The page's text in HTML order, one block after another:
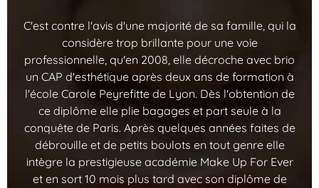
C'est contre l'avis d'une majorité de sa famille, qui la
considère trop brillante pour une voie
professionnelle, qu'en 2008, elle décroche avec brio
un CAP d'esthétique après deux ans de formation à
l'école Carole Peyrefitte de Lyon. Dès l'obtention de
ce diplôme elle plie bagages et part seule à la
conquête de Paris. Après quelques années faites de
débrouille et de petits boulots en tout genre elle
intègre la prestigieuse académie Make Up For Ever
et en sort 10 mois plus tard avec son diplôme de